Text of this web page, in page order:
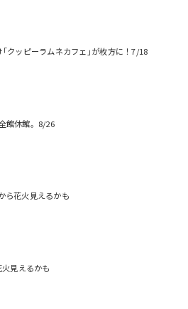
｢クッピーラムネカフェ｣が枚方に！7/18
館休館。8/26
ら花火見えるかも
見えるかも